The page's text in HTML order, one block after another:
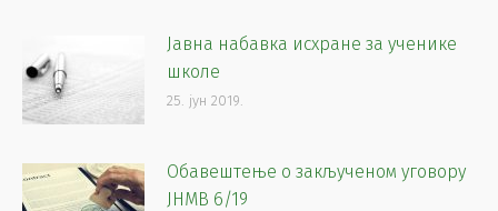
Јавна набавка исхране за ученике
школе
25. јун 2019.
Обавештење о закљученом уговору
ЈНМВ 6/19